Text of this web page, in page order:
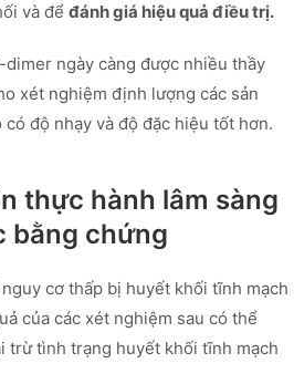
và để đánh giá hiệu quả điều trị.
ngày càng được nhiều thầy
xét nghiệm định lượng các sản
độ nhạy và độ đặc hiệu tốt hơn.
thực hành lâm sàng
bằng chứng
cơ thấp bị huyết khối tĩnh mạch
của các xét nghiệm sau có thể
trừ tình trạng huyết khối tĩnh mạch